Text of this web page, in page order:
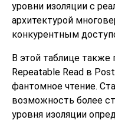
уровни изоляции с
архитектурой
конкурентным
В этой таблице также
Repeatable Read в
фантомное чтение.
возможность более
уровня изоляции